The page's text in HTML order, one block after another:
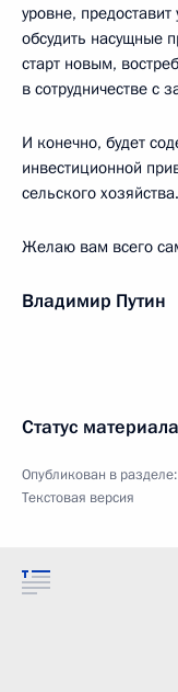
уровне,
обсудить насущные
старт новым,
в сотрудничестве с
И конечно, будет
инвестиционной
сельского хозяйства.
Желаю вам всего
Владимир Путин
Статус материала
Опубликован в разделе:
Текстовая версия